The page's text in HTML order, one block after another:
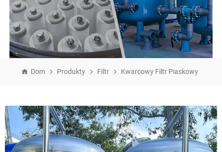
Dom Produkty Filtr Kwarcowy Filtr Piaskowy